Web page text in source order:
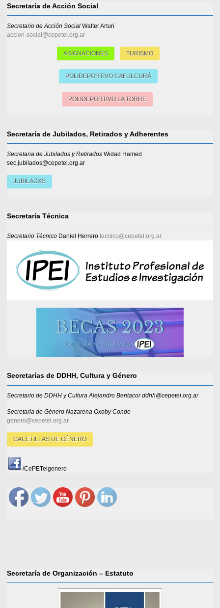
Secretaría de Acción Social
Secretario de Acción Social Walter Arturi
accion-social@cepetel.org.ar
ASIGNACIONES TURISMO
POLIDEPORTIVO CAFULCURÁ
POLIDEPORTIVO LA TORRE
Secretaría de Jubilados, Retirados y Adherentes
Secretaria de Jubilados y Retirados Widad Hamed
sec.jubilados@cepetel.org.ar
JUBILADXS
Secretaría Técnica
Secretario Técnico Daniel Herrero tecnico@cepetel.org.ar
Secretarías de DDHH, Cultura y Género
Secretario de DDHH y Cultura Alejandro Bentacor ddhh@cepetel.org.ar
Secretaria de Género Nazarena Oxoby Conde
genero@cepetel.org.ar
GACETILLAS DE GÉNERO
/CePETelgenero
Secretaría de Organización – Estatuto